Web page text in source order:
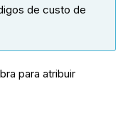
de custo de
para atribuir